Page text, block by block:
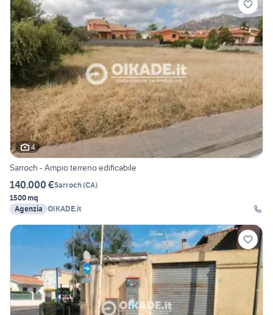
4
Sarroch - Ampio terreno edificabile
140.000 €Sarroch(CA)
1500 mq
Agenzia OIKADE.it